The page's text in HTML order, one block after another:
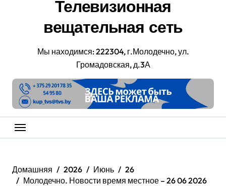
Телевизионная
вещательная сеть
Мы находимся: 222304, г.Молодечно, ул.
Громадовская, д.3А
Домашняя 2026 Июнь
26
Молодечно. Новости время местное – 26 06 2026